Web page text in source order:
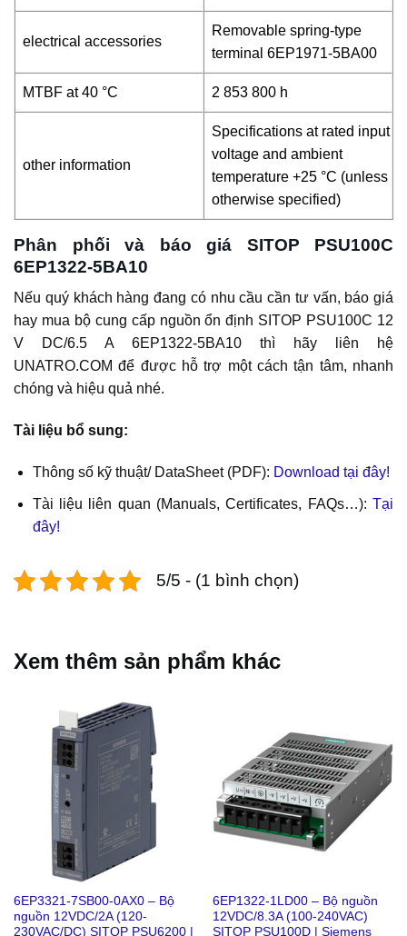
electrical accessories
Removable spring-type
terminal 6EP1971-5BA00
MTBF at 40 °C 2 853 800 h
other information
Specifications at rated input
voltage and ambient
temperature +25 °C (unless
otherwise specified)
Phân phối và báo giá SITOP PSU100C
6EP1322-5BA10
Nếu quý khách hàng đang có nhu cầu cần tư vấn, báo giá
hay mua bộ cung cấp nguồn ổn định SITOP PSU100C 12
V DC/6.5 A 6EP1322-5BA10 thì hãy liên hệ
UNATRO.COM để được hỗ trợ một cách tận tâm, nhanh
chóng và hiệu quả nhé.
Tài liệu bổ sung:
Thông số kỹ thuật/ DataSheet (PDF): Download tại đây!
Tài liệu liên quan (Manuals, Certificates, FAQs…): Tại
đây!
5/5 - (1 bình chọn)
Xem thêm sản phẩm khác
6EP3321-7SB00-0AX0 – Bộ
nguồn 12VDC/2A (120-
230VAC/DC) SITOP PSU6200 |
6EP1322-1LD00 – Bộ nguồn
12VDC/8.3A (100-240VAC)
SITOP PSU100D | Siemens